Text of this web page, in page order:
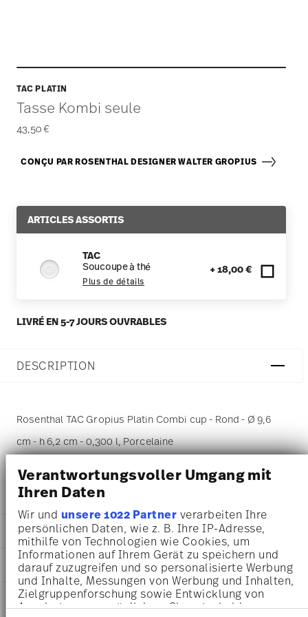
Verantwortungsvoller Umgang mit
Ihren Daten
Wir und unsere 1022 Partnerverarbeiten Ihre
persönlichen Daten, wie z. B. Ihre IP-Adresse,
mithilfe von Technologien wie Cookies, um
Informationen auf Ihrem Gerät zu speichern und
darauf zuzugreifen und so personalisierte Werbung
und Inhalte, Messungen von Werbung und Inhalten,
Zielgruppenforschung sowie Entwicklung von
Angeboten zu ermöglichen. Sie entscheiden
TAC PLATIN
Tasse Kombi seule
43,50 €
CONÇU PAR ROSENTHAL DESIGNER WALTER GROPIUS
ARTICLES ASSORTIS
TAC
Soucoupe à thé
Plus de détails
+ 18,00 €
LIVRÉ EN 5-7 JOURS OUVRABLES
DESCRIPTION
Rosenthal TAC Gropius Platin Combi cup - Rond - Ø 9,6
cm - h 6,2 cm - 0,300 l, Porcelaine
DÉTAILS
Rosenthal
TAC
Platin
Porcelaine
Platin
11280-403241-14772
4012434663795
DIMENSIONS
9,60 cm
12,00 cm
9,80 cm
6,20 cm
0.30 l
AWARD WINNER
INSTRUCTIONS D'ENTRETIEN ET DE
SÉCURITÉ